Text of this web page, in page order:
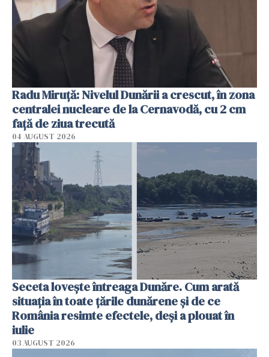
Radu Miruţă: Nivelul Dunării a crescut, în zona
centralei nucleare de la Cernavodă, cu 2 cm
faţă de ziua trecută
04 AUGUST 2026
Seceta lovește întreaga Dunăre. Cum arată
situația în toate țările dunărene și de ce
România resimte efectele, deși a plouat în
iulie
03 AUGUST 2026